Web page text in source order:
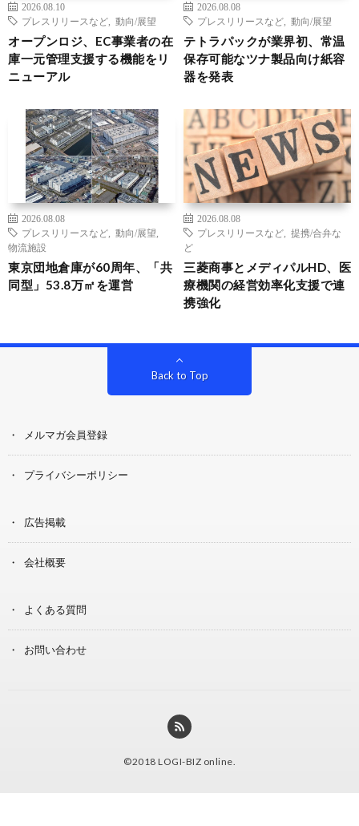
2026.08.10
プレスリリースなど
動向/展望
オープンロジ、EC事業者の在
庫一元管理支援する機能をリ
ニューアル
2026.08.08
プレスリリースなど
動向/展望
テトラパックが業界初、常温
保存可能なツナ製品向け紙容
器を発表
2026.08.08
プレスリリースなど
動向/展望
物流施設
東京団地倉庫が60周年、「共
同型」53.8万㎡を運営
2026.08.08
プレスリリースなど
提携/合弁な
ど
三菱商事とメディパルHD、医
療機関の経営効率化支援で連
携強化
Back to Top
メルマガ会員登録
プライバシーポリシー
広告掲載
会社概要
よくある質問
お問い合わせ
©2018 LOGI-BIZ online.